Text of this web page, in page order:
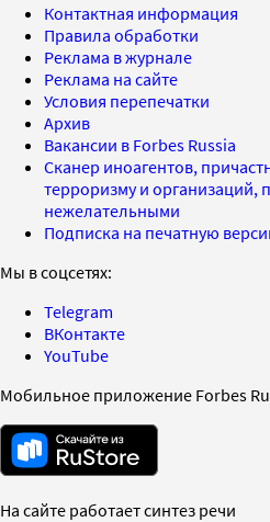
Контактная информация
Правила обработки
Реклама в журнале
Реклама на сайте
Условия перепечатки
Архив
Вакансии в Forbes Russia
Сканер иноагентов,
терроризму и организаций,
нежелательными
Подписка на печатную
Мы в соцсетях:
Telegram
ВКонтакте
YouTube
Мобильное приложение Forbes
На сайте работает синтез речи